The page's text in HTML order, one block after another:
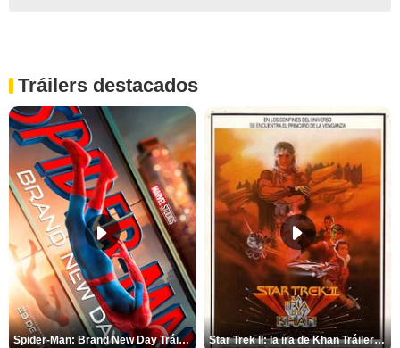
Tráilers destacados
Spider-Man: Brand New Day Tráiler (3) Star Trek II: la ira de Khan Tráiler VO